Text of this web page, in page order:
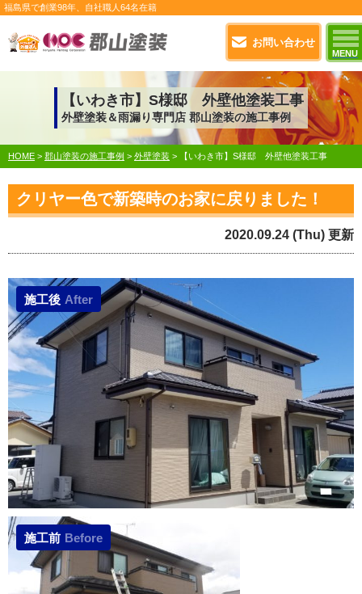
お問い合わせ
MENU
福島県で創業98年 、自社職人 64名在籍
【いわき市】S様邸 外壁他塗装工事
外壁塗装＆雨漏り専門店 郡山塗装の施工事例
HOME > 郡山塗装の施工事例 > 外壁塗装 > 【いわき市】S様邸 外壁他塗装工事
クリヤー色で新築時のお家に戻りました！
2020.09.24 (Thu) 更新
施工後 After
施工前 Before